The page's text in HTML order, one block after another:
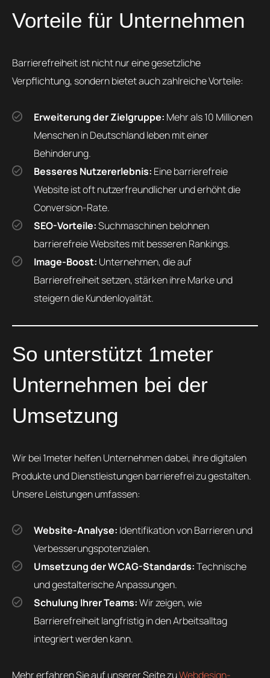
Vorteile für Unternehmen
Barrierefreiheit ist nicht nur eine gesetzliche
Verpflichtung, sondern bietet auch zahlreiche Vorteile:
Erweiterung der Zielgruppe: Mehr als 10 Millionen
Menschen in Deutschland leben mit einer
Behinderung.
Besseres Nutzererlebnis: Eine barrierefreie
Website ist oft nutzerfreundlicher und erhöht die
Conversion-Rate.
SEO-Vorteile:Suchmaschinen belohnen
barrierefreie Websites mit besseren Rankings.
Image-Boost: Unternehmen, die auf
Barrierefreiheit setzen, stärken ihre Marke und
steigern die Kundenloyalität.
So unterstützt 1meter
Unternehmen bei der
Umsetzung
Wir bei 1meter helfen Unternehmen dabei, ihre digitalen
Produkte und Dienstleistungen barrierefrei zu gestalten.
Unsere Leistungen umfassen:
Website-Analyse: Identifikation von Barrieren und
Verbesserungspotenzialen.
Umsetzung der WCAG-Standards:Technische
und gestalterische Anpassungen.
Schulung Ihrer Teams:Wir zeigen, wie
Barrierefreiheit langfristig in den Arbeitsalltag
integriert werden kann.
Mehr erfahren Sie auf unserer Seite zuWebdesign-